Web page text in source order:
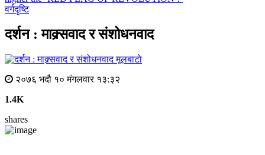
वर्गदृष्टि
दर्शन : माक्र्सवाद र संशोधनवाद
मूलबाटाे
२०७६ भदौ १० मंगलवार १३:३२
1.4K
shares